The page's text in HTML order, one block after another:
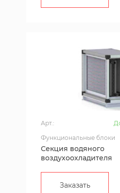
Арт.:
Функциональные блоки
Секция водяного
воздухоохладителя
Заказать